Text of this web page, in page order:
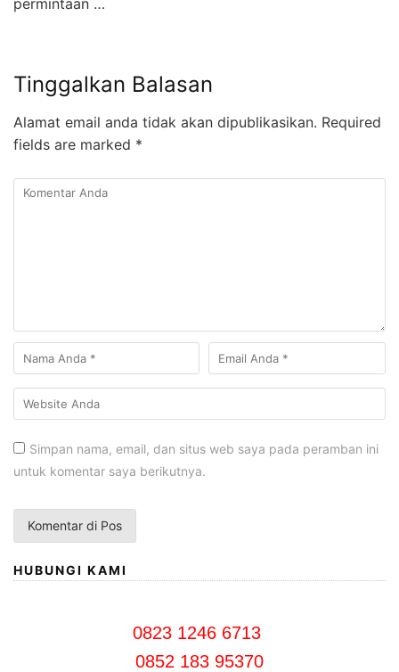
Tinggalkan Balasan
Alamat email anda tidak akan dipublikasikan. Required
fields are marked *
Simpan nama, email, dan situs web saya pada peramban ini
untuk komentar saya berikutnya.
HUBUNGI KAMI
0823 1246 6713
0852 183 95370